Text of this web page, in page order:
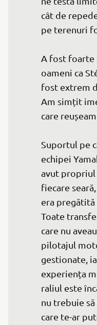
cât de
pe terenuri
A fost foarte
oameni ca
fost extrem
Am simțit
care
Suportul pe
echipei
avut propriul
fiecare
era pregătită
Toate
care nu
pilotajul
gestionate,
experiența
raliul este
nu trebuie
care te-ar